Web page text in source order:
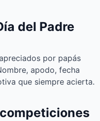
del Padre
por papás
apodo, fecha
que siempre acierta.